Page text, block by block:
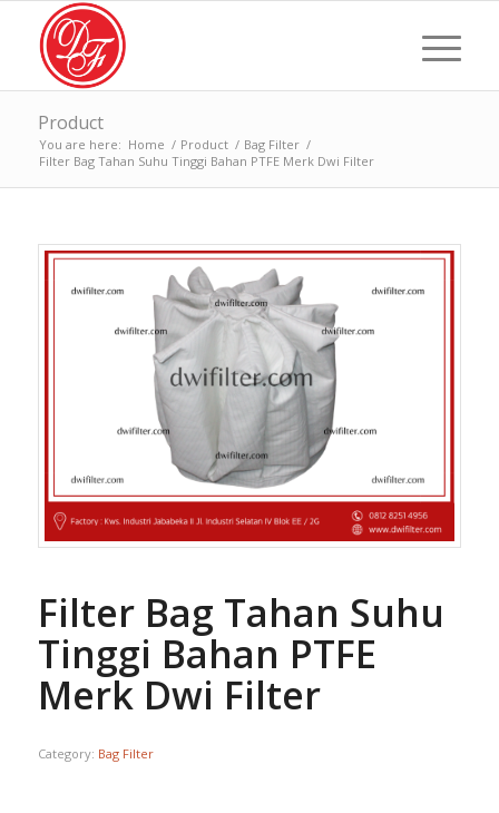
Product
You are here: Home / Product / Bag Filter /
Filter Bag Tahan Suhu Tinggi Bahan PTFE Merk Dwi Filter
Filter Bag Tahan Suhu
Tinggi Bahan PTFE
Merk Dwi Filter
Category: Bag Filter